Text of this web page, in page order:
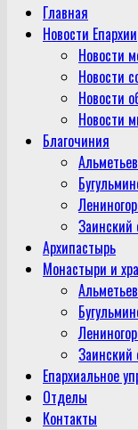
Главная
Новости Епархии
Новости
Новости
Новости
Новости
Благочиния
Заинский
Архипастырь
Монастыри и
Заинский
Епархиальное
Отделы
Контакты